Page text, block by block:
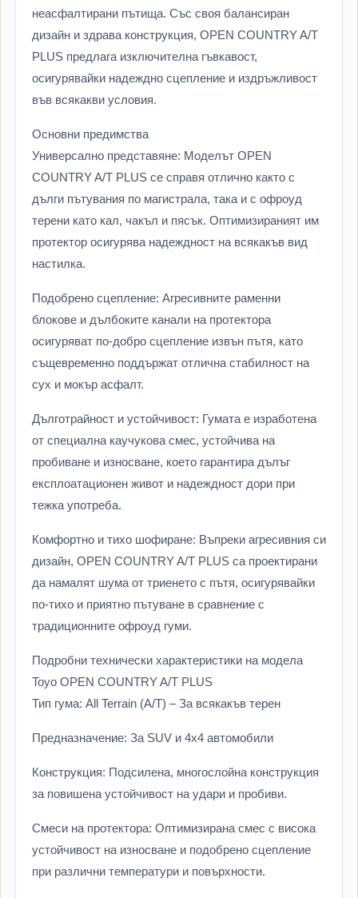
неасфалтирани пътища. Със своя балансиран
дизайн и здрава конструкция, OPEN COUNTRY A/T
PLUS предлага изключителна гъвкавост,
осигурявайки надеждно сцепление и издръжливост
във всякакви условия.
Основни предимства
Универсално представяне: Моделът OPEN
COUNTRY A/T PLUS се справя отлично както с
дълги пътувания по магистрала, така и с офроуд
терени като кал, чакъл и пясък. Оптимизираният им
протектор осигурява надеждност на всякакъв вид
настилка.
Подобрено сцепление: Агресивните раменни
блокове и дълбоките канали на протектора
осигуряват по-добро сцепление извън пътя, като
същевременно поддържат отлична стабилност на
сух и мокър асфалт.
Дълготрайност и устойчивост: Гумата е изработена
от специална каучукова смес, устойчива на
пробиване и износване, което гарантира дълъг
експлоатационен живот и надеждност дори при
тежка употреба.
Комфортно и тихо шофиране: Въпреки агресивния си
дизайн, OPEN COUNTRY A/T PLUS са проектирани
да намалят шума от триенето с пътя, осигурявайки
по-тихо и приятно пътуване в сравнение с
традиционните офроуд гуми.
Подробни технически характеристики на модела
Toyo OPEN COUNTRY A/T PLUS
Тип гума: All Terrain (A/T) – За всякакъв терен
Предназначение: За SUV и 4х4 автомобили
Конструкция: Подсилена, многослойна конструкция
за повишена устойчивост на удари и пробиви.
Смеси на протектора: Оптимизирана смес с висока
устойчивост на износване и подобрено сцепление
при различни температури и повърхности.